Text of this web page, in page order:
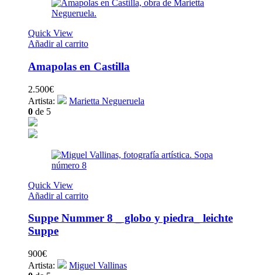
Quick View
Añadir al carrito
Amapolas en Castilla
2.500€
Artista:
Marietta Negueruela
0 de 5
Quick View
Añadir al carrito
Suppe Nummer 8 _ globo y piedra_ leichte
Suppe
900€
Artista:
Miguel Vallinas